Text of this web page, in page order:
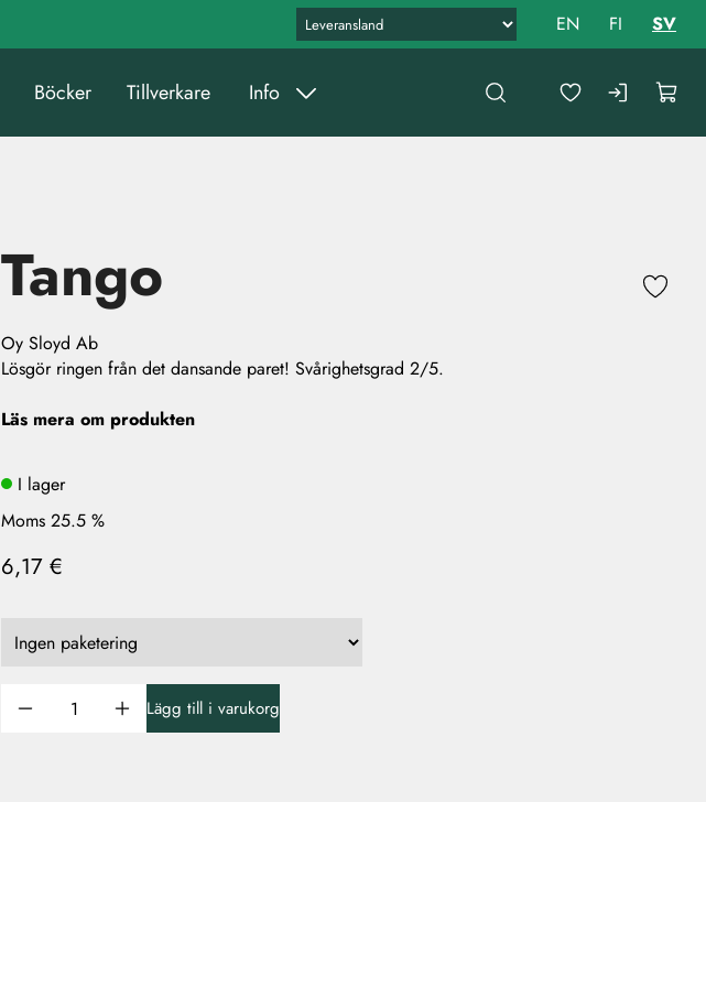
Böcker Tillverkare Info
EN FI SV
Tango
Oy Sloyd Ab
Lösgör ringen från det dansande paret! Svårighetsgrad 2/5.
Läs mera om produkten
I lager
Moms 25.5 %
6,17 €
Lägg till i varukorg